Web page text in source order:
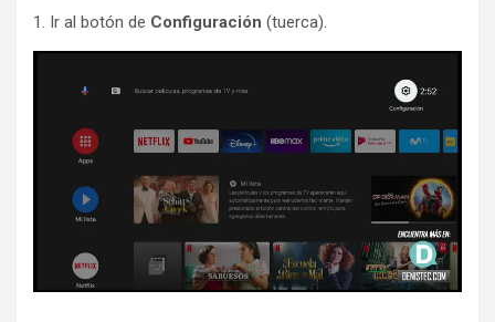
1. Ir al botón de Configuración (tuerca).